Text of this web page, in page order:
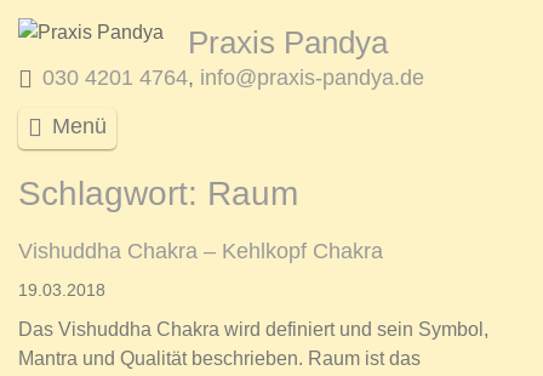
Praxis Pandya
030 4201 4764, info@praxis-pandya.de
Menü
Schlagwort: Raum
Vishuddha Chakra – Kehlkopf Chakra
19.03.2018
Das Vishuddha Chakra wird definiert und sein Symbol,
Mantra und Qualität beschrieben. Raum ist das